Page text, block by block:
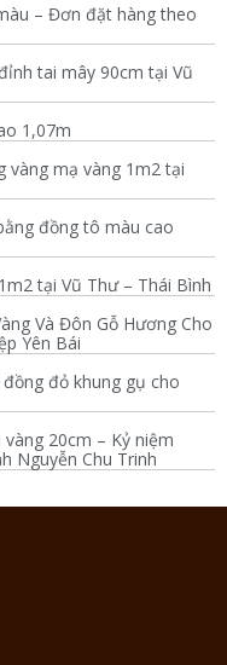
– Đơn đặt hàng theo
tai mây 90cm tại Vũ
1,07m
vàng mạ vàng 1m2 tại
đồng tô màu cao
tại Vũ Thư – Thái Bình
Và Đôn Gỗ Hương Cho
Yên Bái
đỏ khung gụ cho
20cm – Kỷ niệm
Nguyễn Chu Trinh